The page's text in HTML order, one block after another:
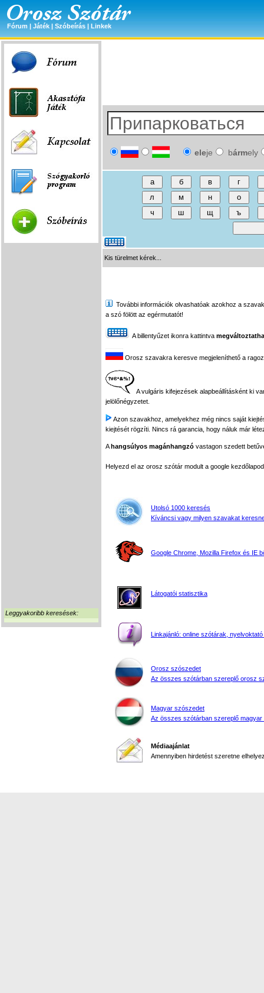
Fórum | Játék | Szóbeírás | Linkek
Leggyakoribb keresések:
eleje bármely
Kis türelmet kérek...
További információk olvashatóak azokhoz a
a szó fölött az egérmutatót!
A billentyűzet ikonra kattintva
Orosz szavakra keresve megjeleníthető a
A vulgáris kifejezések alapbeállításként ki
jelölőnégyzetet.
Azon szavakhoz, amelyekhez még nincs saját
kiejtését rögzíti. Nincs rá garancia, hogy náluk már
Ahangsúlyos magánhangzó vastagon szedett
Helyezd el az orosz szótár modult a google
Utolsó 1000 keresés
Kíváncsi vagy milyen szavakat
Google Chrome, Mozilla Firefox és IE
Látogatói statisztika
Linkajánló: online szótárak, nyelvoktató
Orosz szószedet
Az összes szótárban szereplő orosz
Magyar szószedet
Az összes szótárban szereplő magyar
Médiaajánlat
Amennyiben hirdetést szeretne